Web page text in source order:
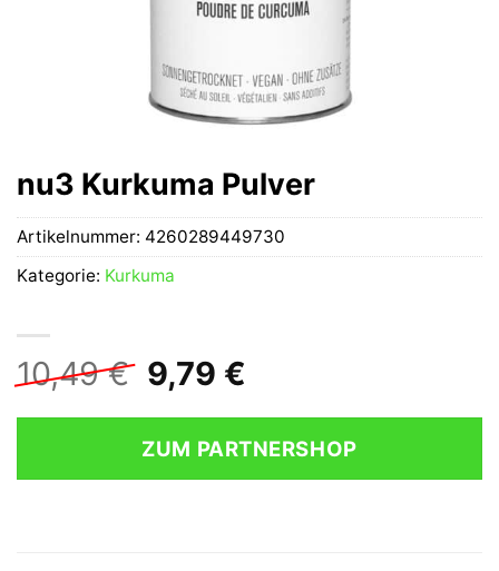
nu3 Kurkuma Pulver
10,49€ Ursprünglicher
Preis
war:
10,49 €
9,79 €
ist:
9,79 €.
ZUM PARTNERSHOP
Artikelnummer: 4260289449730
Kategorie: Kurkuma